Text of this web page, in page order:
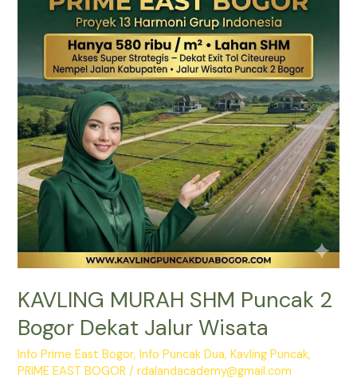
KAVLING MURAH SHM Puncak 2
Bogor Dekat Jalur Wisata
Info Prime East Bogor,Info Puncak Dua,Kavling Puncak,
PRIME EAST BOGOR /rdalandacademy@gmail.com
Puncak
Jalur
Wisata